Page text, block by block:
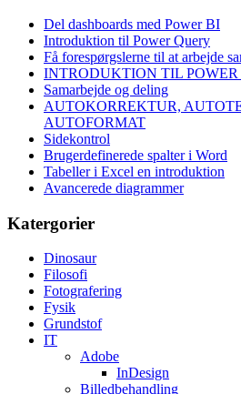
Del dashboards med Power BI
Introduktion til Power Query
Få forespørgslerne til at arbejde
INTRODUKTION TIL
Samarbejde og deling
AUTOKORREKTUR,
AUTOFORMAT
Sidekontrol
Brugerdefinerede spalter i Word
Tabeller i Excel en introduktion
Avancerede diagrammer
Katergorier
Dinosaur
Filosofi
Fotografering
Fysik
Grundstof
IT
Adobe
InDesign
Billedbehandling